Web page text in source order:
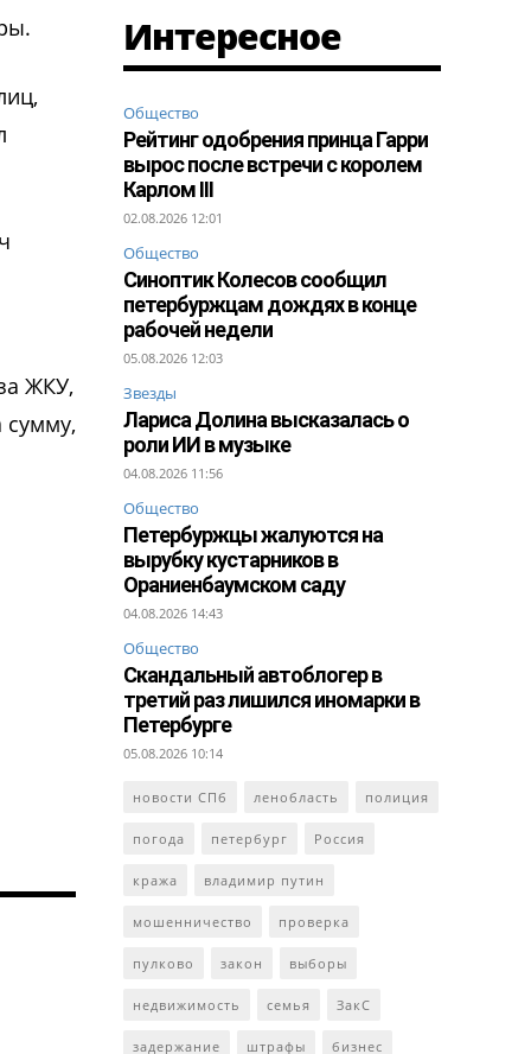
ЖКУ,
сумму,
Интересное
Общество
Рейтинг одобрения принца Гарри
вырос после встречи с королем
Карлом III
02.08.2026 12:01
Общество
Синоптик Колесов сообщил
петербуржцам дождях в конце
рабочей недели
05.08.2026 12:03
Звезды
Лариса Долина высказалась о
роли ИИ в музыке
04.08.2026 11:56
Общество
Петербуржцы жалуются на
вырубку кустарников в
Ораниенбаумском саду
04.08.2026 14:43
Общество
Скандальный автоблогер в
третий раз лишился иномарки в
Петербурге
05.08.2026 10:14
новости СПб ленобласть полиция
погода петербург Россия
кража владимир путин
мошенничество проверка
пулково закон выборы
недвижимость семья ЗакС
задержание штрафы бизнес